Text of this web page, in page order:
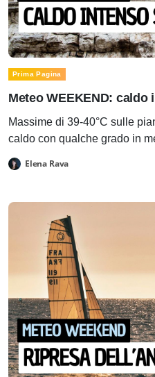
Prima Pagina
Meteo WEEKEND:
Massime di 39-40°C sulle
caldo con qualche grado in
Elena Rava